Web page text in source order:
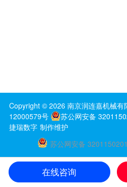
Copyright © 2026 南京润连嘉机械有
12000579号
苏公网安备
捷瑞数字 制作维护
苏公网安备
在线咨询